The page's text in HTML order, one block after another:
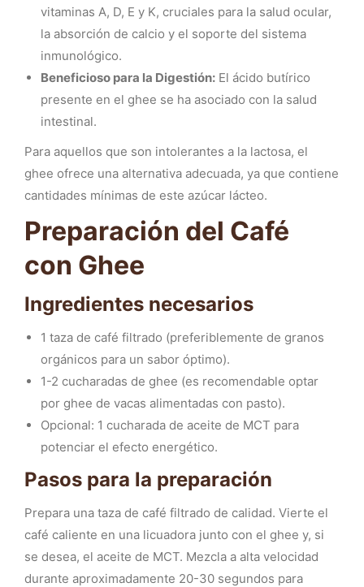
vitaminas A, D, E y K, cruciales para la salud ocular,
la absorción de calcio y el soporte del sistema
inmunológico.
Beneficioso para la Digestión: El ácido butírico
presente en el ghee se ha asociado con la salud
intestinal.
Para aquellos que son intolerantes a la lactosa, el
ghee ofrece una alternativa adecuada, ya que contiene
cantidades mínimas de este azúcar lácteo.
Preparación del Café
con Ghee
Ingredientes necesarios
1 taza de café filtrado (preferiblemente de granos
orgánicos para un sabor óptimo).
1-2 cucharadas de ghee (es recomendable optar
por ghee de vacas alimentadas con pasto).
Opcional: 1 cucharada de aceite de MCT para
potenciar el efecto energético.
Pasos para la preparación
Prepara una taza de café filtrado de calidad. Vierte el
café caliente en una licuadora junto con el ghee y, si
se desea, el aceite de MCT. Mezcla a alta velocidad
durante aproximadamente 20-30 segundos para